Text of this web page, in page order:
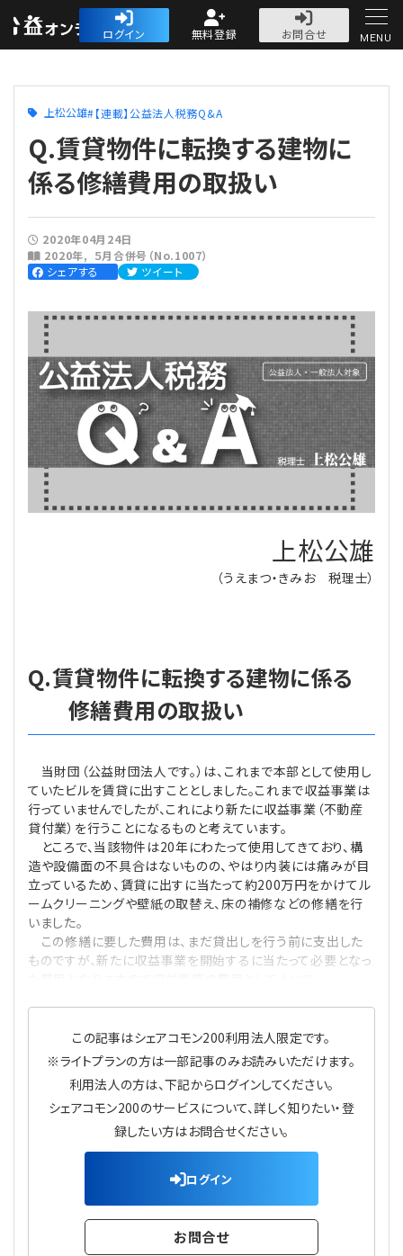
公益・一般法人オ
ログイン 無料登録
お問合せ
人気記事
法人運営
法人運営
理事会
評議員会・社員総会
理事・監事
評議員
会計・税務
会計・税務
定期提出書類
会計処理
寄附
労務
労務
労務管理
給与計算
利益相反取引
経営
連載
NEWS・TOPIC・特報
【連載】会計相談室
【連載】公益法人運営実務の処方箋
【連載】公益法人会計検定試験一問一答
【連載】公益法人のための「新公益信託」活用戦略
【連載】これからの時代の資産運用
【連載】事例に学ぶ立入検査で想定される指摘事項
【連載】シェアコモン200 誌上相談室
【連載】実務と税務のポイント
【連載】事務局だよりPLUS
【連載】テーマで紐解く逆引きガイドライン
【連載】悩みと向き合う経営学
【連載】非営利法人AtoZei
【連載】労務管理の歩き方
【連載】AI活用のすすめ
【連載】IT実務一問一答
登録案内
専門誌一覧
お問合せ
プライバシーポリシー
MENU
上松公雄 【連載】公益法人税務Q&A
Q.賃貸物件に転換する建物に
係る修繕費用の取扱い
2020年04月24日
2020年
５月合併号（No.1007）
シェアする
ツイート
上松公雄
（うえまつ・きみお 税理士）
Q.賃貸物件に転換する建物に係る
修繕費用の取扱い
当財団（公益財団法人です。）は、これまで本部として使用し
ていたビルを賃貸に出すこととしました。これまで収益事業は
行っていませんでしたが、これにより新たに収益事業（不動産
貸付業）を行うことになるものと考えています。
ところで、当該物件は20年にわたって使用してきており、構
造や設備面の不具合はないものの、やはり内装には痛みが目
立っているため、賃貸に出すに当たって約200万円をかけてル
ームクリーニングや壁紙の取替え、床の補修などの修繕を行
いました。
この修繕に要した費用は、まだ貸出しを行う前に支出した
ものですが、新たに収益事業を開始するに当たって必要となっ
この記事はシェアコモン200利用法人限定です。
※ライトプランの方は一部記事のみお読みいただけます。
利用法人の方は、下記からログインしてください。
シェアコモン200のサービスについて、詳しく知りたい・登
録したい方はお問合せください。
ログイン
お問合せ